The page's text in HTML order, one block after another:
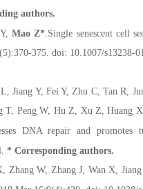
authors.
Mao Z* Single senescent cell
375. doi: 10.1007/s13238-
Jiang Y, Fei Y, Zhu C, Tan R,
T, Peng W, Hu Z, Xu Z, Huang
DNA repair and promotes
* Corresponding authors.
Zhang W, Zhang J, Wan X,